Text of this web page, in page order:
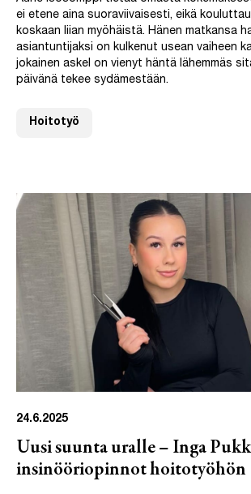
ei etene aina suoraviivaisesti, eikä
koskaan liian myöhäistä. Hänen matkansa
asiantuntijaksi on kulkenut usean vaiheen
jokainen askel on vienyt häntä lähemmäs
päivänä tekee sydämestään.
Hoitotyö
24.6.2025
Uusi suunta uralle – Inga
insinööriopinnot hoitotyöhön